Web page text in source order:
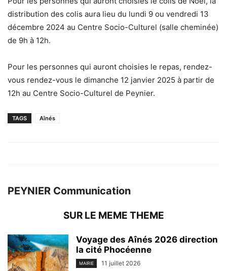
distribution des colis aura lieu du lundi 9 ou vendredi 13
décembre 2024 au Centre Socio-Culturel (salle cheminée)
de 9h à 12h.
Pour les personnes qui auront choisies le repas, rendez-
vous rendez-vous le dimanche 12 janvier 2025 à partir de
12h au Centre Socio-Culturel de Peynier.
TAGS Aînés
PEYNIER Communication
SUR LE MEME THEME
Voyage des Aînés 2026 direction
la cité Phocéenne
MAIRIE 11 juillet 2026